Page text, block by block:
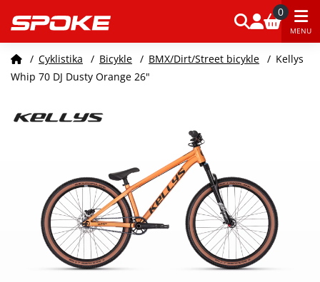
0
MENU
/ Cyklistika / Bicykle / BMX/Dirt/Street bicykle / Kellys
Whip 70 DJ Dusty Orange 26"